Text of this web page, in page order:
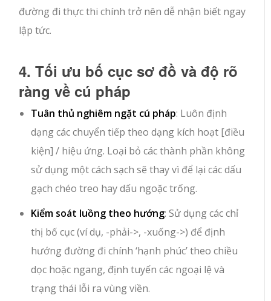
đường đi thực thi chính trở nên dễ nhận biết ngay
lập tức.
4. Tối ưu bố cục sơ đồ và độ rõ
ràng về cú pháp
Tuân thủ nghiêm ngặt cú pháp: Luôn định
dạng các chuyển tiếp theo dạng kích hoạt [điều
kiện] / hiệu ứng. Loại bỏ các thành phần không
sử dụng một cách sạch sẽ thay vì để lại các dấu
gạch chéo treo hay dấu ngoặc trống.
Kiểm soát luồng theo hướng: Sử dụng các chỉ
thị bố cục (ví dụ, -phải->, -xuống->) để định
hướng đường đi chính ‘hạnh phúc’ theo chiều
dọc hoặc ngang, định tuyến các ngoại lệ và
trạng thái lỗi ra vùng viền.